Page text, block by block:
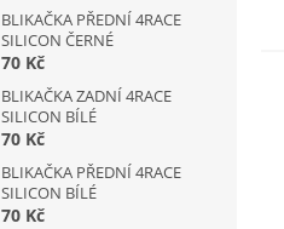
BLIKAČKA PŘEDNÍ 4RACE
SILICON ČERNÉ
70 Kč
BLIKAČKA ZADNÍ 4RACE
SILICON BÍLÉ
70 Kč
BLIKAČKA PŘEDNÍ 4RACE
SILICON BÍLÉ
70 Kč